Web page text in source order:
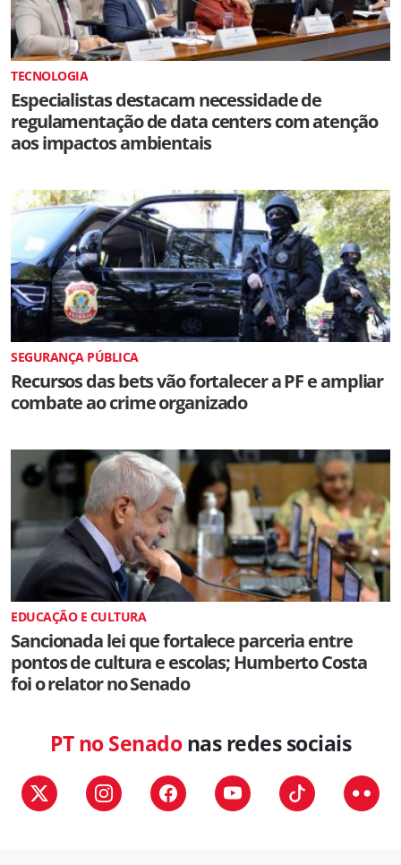
TECNOLOGIA
Especialistas destacam necessidade de
regulamentação de data centers com atenção
aos impactos ambientais
SEGURANÇA PÚBLICA
Recursos das bets vão fortalecer a PF e ampliar
combate ao crime organizado
EDUCAÇÃO E CULTURA
Sancionada lei que fortalece parceria entre
pontos de cultura e escolas; Humberto Costa
foi o relator no Senado
PT no Senadonas redes sociais